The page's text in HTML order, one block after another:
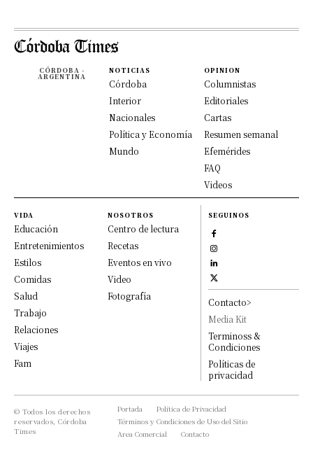
CÓRDOBA -
ARGENTINA
NOTICIAS
Córdoba
Interior
Nacionales
Política y Economía
Mundo
OPINION
Columnistas
Editoriales
Cartas
Resumen semanal
Efemérides
FAQ
Videos
VIDA
Educación
Entretenimientos
Estilos
Comidas
Salud
Trabajo
Relaciones
Viajes
Fam
NOSOTROS
Centro de lectura
Recetas
Eventos en vivo
Video
Fotografía
SEGUINOS
Contacto>
Media Kit
Terminoss &
Condiciones
Políticas de
privacidad
© Todos los derechos
reservados, Córdoba
Times
Portada
Política de Privacidad
Términos y Condiciones de Uso del Sitio
Area Comercial
Contacto